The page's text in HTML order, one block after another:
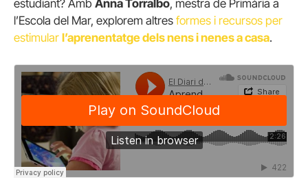
estudiant? Amb Anna Torralbo, mestra de Primària a
l’Escola del Mar, explorem altres formes i recursos per
estimular l’aprenentatge dels nens i nenes a casa.